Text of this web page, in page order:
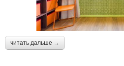
читать дальше →